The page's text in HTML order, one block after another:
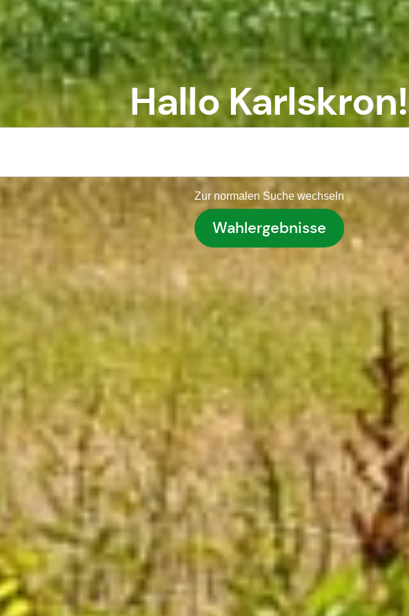
Hallo Karlskron!
Zur normalen Suche wechseln
Wahlergebnisse